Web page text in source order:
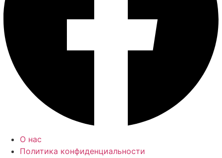
О нас
Политика конфиденциальности